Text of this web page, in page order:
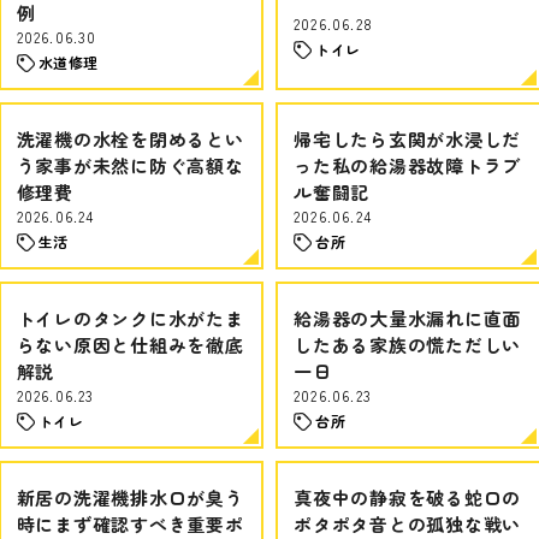
例
2026.06.30
水道修理
2026.06.28
トイレ
洗濯機の水栓を閉めるとい
う家事が未然に防ぐ高額な
修理費
2026.06.24
生活
帰宅したら玄関が水浸しだ
った私の給湯器故障トラブ
ル奮闘記
2026.06.24
台所
トイレのタンクに水がたま
らない原因と仕組みを徹底
解説
2026.06.23
トイレ
給湯器の大量水漏れに直面
したある家族の慌ただしい
一日
2026.06.23
台所
新居の洗濯機排水口が臭う
時にまず確認すべき重要ポ
真夜中の静寂を破る蛇口の
ポタポタ音との孤独な戦い